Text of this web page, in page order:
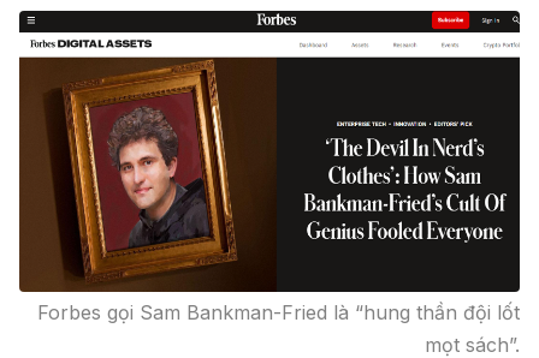
Forbes gọi Sam Bankman-Fried là “hung thần đội lốt
mọt sách”.